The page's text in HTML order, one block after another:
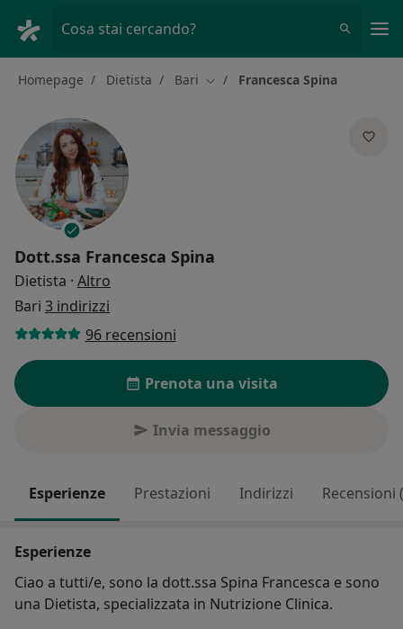
Cosa stai cercando?
Homepage Dietista Bari Cambia città
Francesca Spina
Dott.ssa Francesca Spina
Dietista · Altro
Bari 3 indirizzi
96 recensioni
Prenota una visita
Invia messaggio
Esperienze Prestazioni Indirizzi Recensioni
Esperienze
Ciao a tutti/e, sono la dott.ssa Spina Francesca e sono
una Dietista, specializzata in Nutrizione Clinica.